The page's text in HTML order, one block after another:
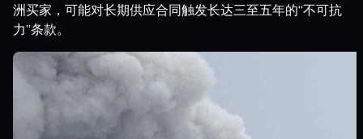
洲买家，可能对长期供应合同触发长达三至五年的“不可抗
力”条款。